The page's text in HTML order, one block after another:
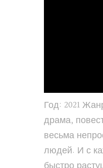
Год: 2021
драма,
весьма
людей. И с